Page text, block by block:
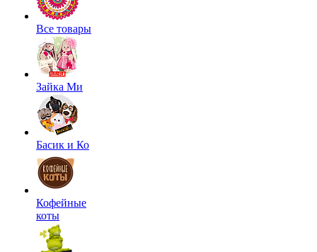
Все товары
Зайка Ми
Басик и Ко
Кофейные
коты